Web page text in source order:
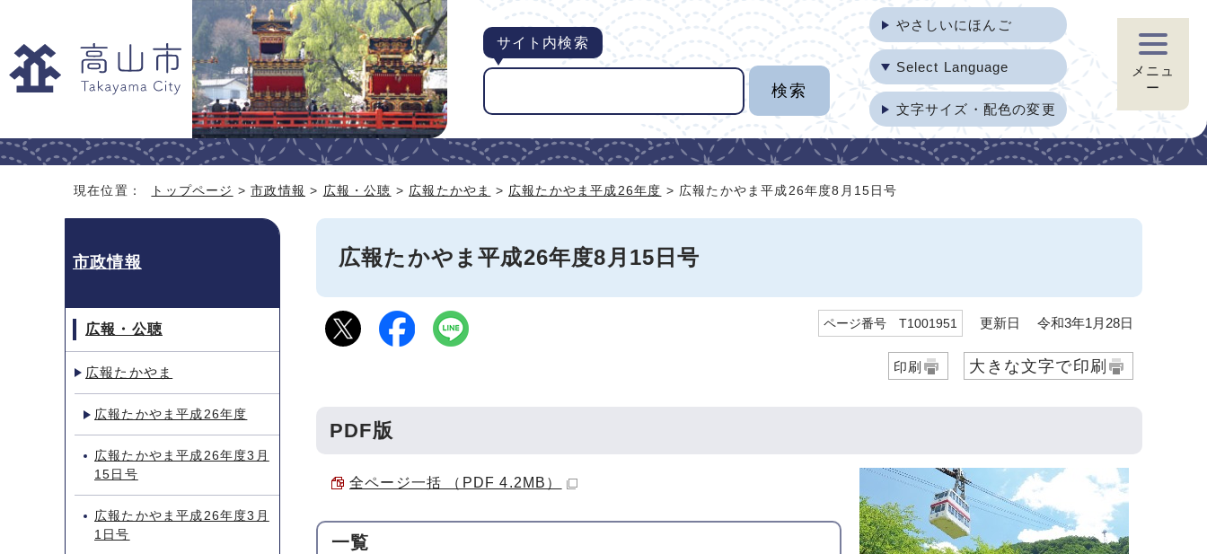
サイト内検索
やさしいにほんご
Select Language
文字サイズ・配色の変更
メニュ
ー
現在位置： トップページ >市政情報 > 広報・公聴 > 広報たかやま > 広報たかやま平成26年度 > 広報たかやま平成26年度8月15日号
広報たかやま平成26年度8月15日号
ページ番号 T1001951 更新日 令和3年1月28日
印刷 大きな文字で印刷
PDF版
全ページ一括 （PDF 4.2MB）
一覧
市政情報
広報・公聴
広報たかやま
広報たかやま平成26年度
広報たかやま平成26年度3月
15日号
広報たかやま平成26年度3月
1日号